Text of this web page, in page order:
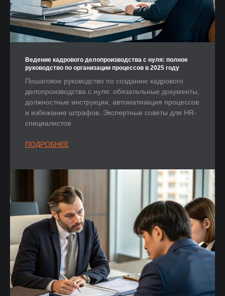
Ведение кадрового делопроизводства с нуля: полное
руководство по организации процессов в 2025 году
Пошаговое руководство по созданию кадрового
делопроизводства с нуля: обязательные документы,
должностные инструкции, автоматизация процессов
и избежание штрафов. Экспертные советы для HR-
специалистов
ПОДРОБНЕЕ